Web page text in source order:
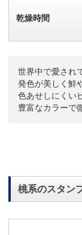
乾燥時間
世界中で愛され
発色が美しく鮮
色あせしにくい
豊富なカラーで
桃系のスタン